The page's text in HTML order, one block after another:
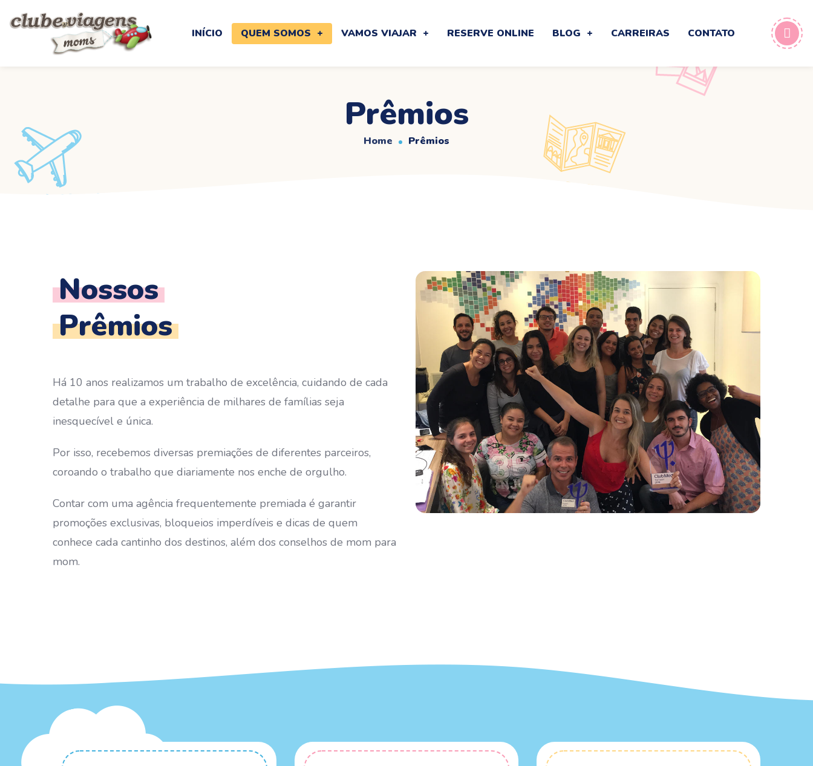
INÍCIO QUEM SOMOS VAMOS VIAJAR RESERVE ONLINE BLOG CARREIRAS CONTATO
Prêmios
Home Prêmios
Nossos
Prêmios
Há 10 anos realizamos um trabalho de excelência, cuidando de cada
detalhe para que a experiência de milhares de famílias seja
inesquecível e única.
Por isso, recebemos diversas premiações de diferentes parceiros,
coroando o trabalho que diariamente nos enche de orgulho.
Contar com uma agência frequentemente premiada é garantir
promoções exclusivas, bloqueios imperdíveis e dicas de quem
conhece cada cantinho dos destinos, além dos conselhos de mom para
mom.